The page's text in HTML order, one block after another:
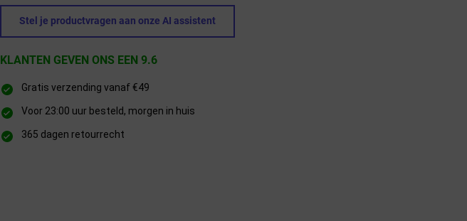
Stel je productvragen aan onze AI assistent
KLANTEN GEVEN ONS EEN 9.6
Gratis verzending vanaf €49
Voor 23:00 uur besteld, morgen in huis
365 dagen retourrecht